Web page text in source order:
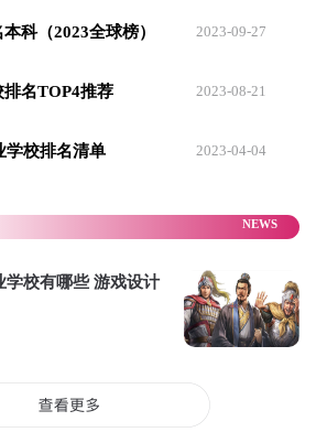
计专业学校排名
科（2023全球榜） 2023-09-27
名TOP4推荐 2023-08-21
学校排名清单 2023-04-04
学校有哪些 游戏设计